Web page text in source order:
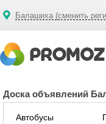
Балашиха (сменить
Доска объявлений
Автобусы